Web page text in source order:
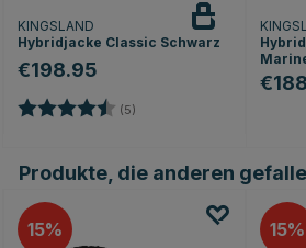
KINGSLAND
Hybridjacke Classic Schwarz
€198.95
Bewertung: (5)
Produkte, die anderen
15 15